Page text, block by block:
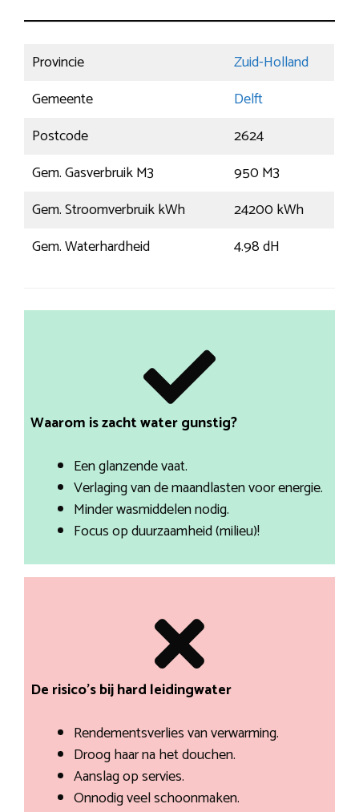
Provincie
Zuid-Holland
Gemeente
Delft
Postcode
2624
Gem. Gasverbruik M3
950 M3
Gem. Stroomverbruik kWh
24200 kWh
Gem. Waterhardheid
4.98 dH
Waarom is zacht water gunstig?
Een glanzende vaat.
Verlaging van de maandlasten voor energie.
Minder wasmiddelen nodig.
Focus op duurzaamheid (milieu)!
De risico’s bij hard leidingwater
Rendementsverlies van verwarming.
Droog haar na het douchen.
Aanslag op servies.
Onnodig veel schoonmaken.